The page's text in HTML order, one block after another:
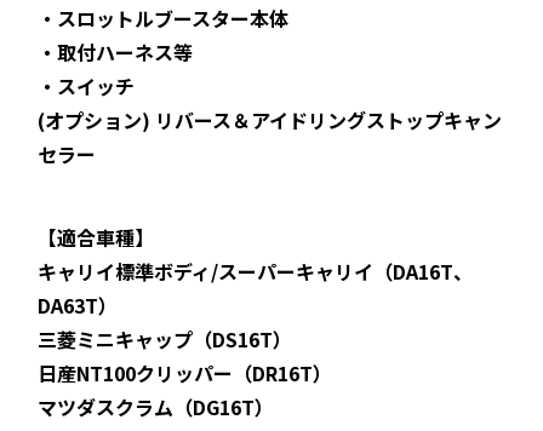
・スロットルブースター本体
・取付ハーネス等
・スイッチ
(オプション) リバース＆アイドリングストップキャン
セラー
【適合車種】
キャリイ標準ボディ/スーパーキャリイ（DA16T、
DA63T）
三菱ミニキャップ（DS16T）
日産NT100クリッパー（DR16T）
マツダスクラム（DG16T）